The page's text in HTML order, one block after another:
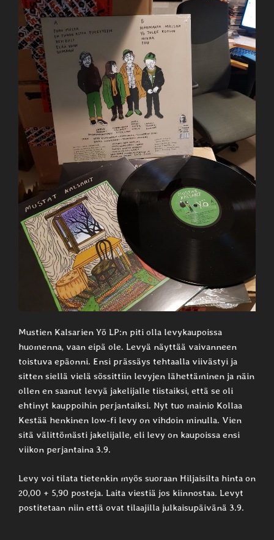
Mustien Kalsarien Yö LP:n piti olla levykaupoissa
huomenna, vaan eipä ole. Levyä näyttää vaivanneen
toistuva epäonni. Ensi prässäys tehtaalla viivästyi ja
sitten siellä vielä sössittiin levyjen lähettäminen ja näin
ollen en saanut levyä jakelijalle tiistaiksi, että se oli
ehtinyt kauppoihin perjantaiksi. Nyt tuo mainio Kollaa
Kestää henkinen low-fi levy on vihdoin minulla. Vien
sitä välittömästi jakelijalle, eli levy on kaupoissa ensi
viikon perjantaina 3.9.
Levy voi tilata tietenkin myös suoraan Hiljaisilta hinta on
20,00 + 5,90 posteja. Laita viestiä jos kiinnostaa. Levyt
postitetaan niin että ovat tilaajilla julkaisupäivänä 3.9.